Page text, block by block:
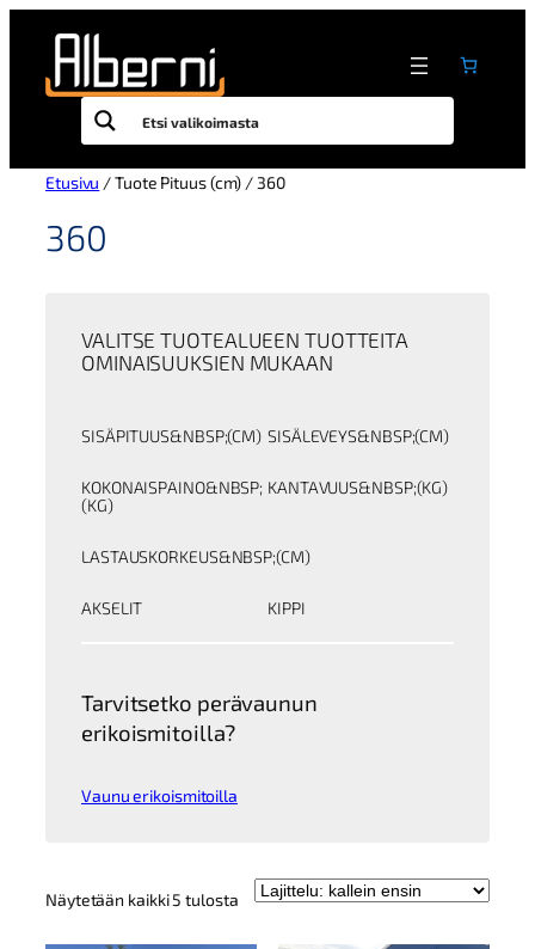
sisältöön
Etusivu / Tuote Pituus (cm) / 360
360
VALITSE TUOTEALUEEN TUOTTEITA
OMINAISUUKSIEN MUKAAN
SISÄPITUUS&NBSP;(CM) SISÄLEVEYS&NBSP;(CM)
KOKONAISPAINO&NBSP;
(KG)
KANTAVUUS&NBSP;(KG)
LASTAUSKORKEUS&NBSP;(CM)
AKSELIT KIPPI
Tarvitsetko perävaunun
erikoismitoilla?
Vaunu erikoismitoilla
Näytetään kaikki 5 tulostaKallein